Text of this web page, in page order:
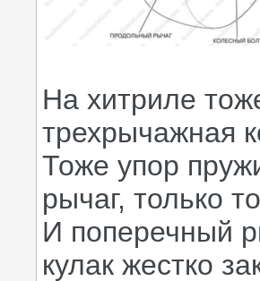
На хитриле
трехрычажная
Тоже упор
рычаг, только
И поперечный
кулак жестко